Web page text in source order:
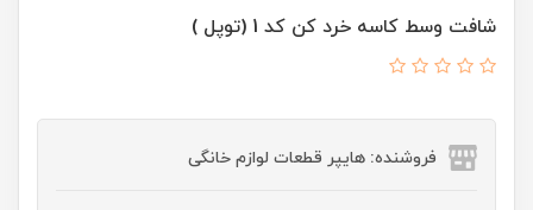
شافت وسط کاسه خرد کن کد 1 (توپل )
فروشنده: هایپر قطعات لوازم خانگی